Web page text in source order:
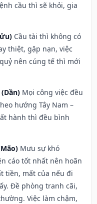
cầu thì sẽ khỏi, gia
Cầu tài thì không có
thiệt, gặp nạn, việc
nên cúng tế thì mới
Mọi công việc đều
hướng Tây Nam –
hành thì đều bình
Mưu sự khó
cáo tốt nhất nên hoãn
tiền, mất của nếu đi
Đề phòng tranh cãi,
Việc làm chậm,